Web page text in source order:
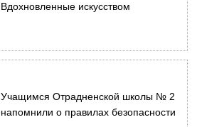
Вдохновленные искусством
Учащимся Отрадненской школы № 2
напомнили о правилах безопасности